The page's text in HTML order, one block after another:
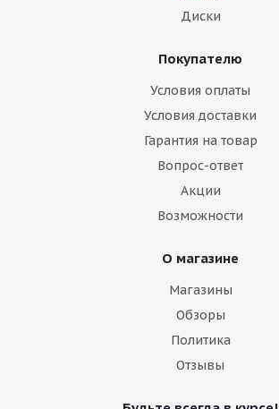
Диски
Покупателю
Условия оплаты
Условия доставки
Гарантия на товар
Вопрос-ответ
Акции
Возможности
О магазине
Магазины
Обзоры
Политика
Отзывы